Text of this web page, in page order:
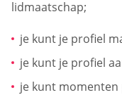
lidmaatschap;
je kunt je profiel
je kunt je profiel
je kunt momenten